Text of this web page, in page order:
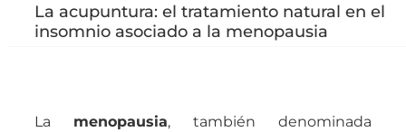
La acupuntura: el tratamiento natural en el
insomnio asociado a la menopausia
La menopausia, también denominada